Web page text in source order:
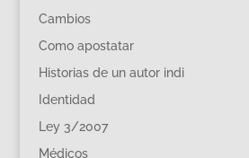
Cambios
Como apostatar
Historias de un autor indi
Identidad
Ley 3/2007
Médicos